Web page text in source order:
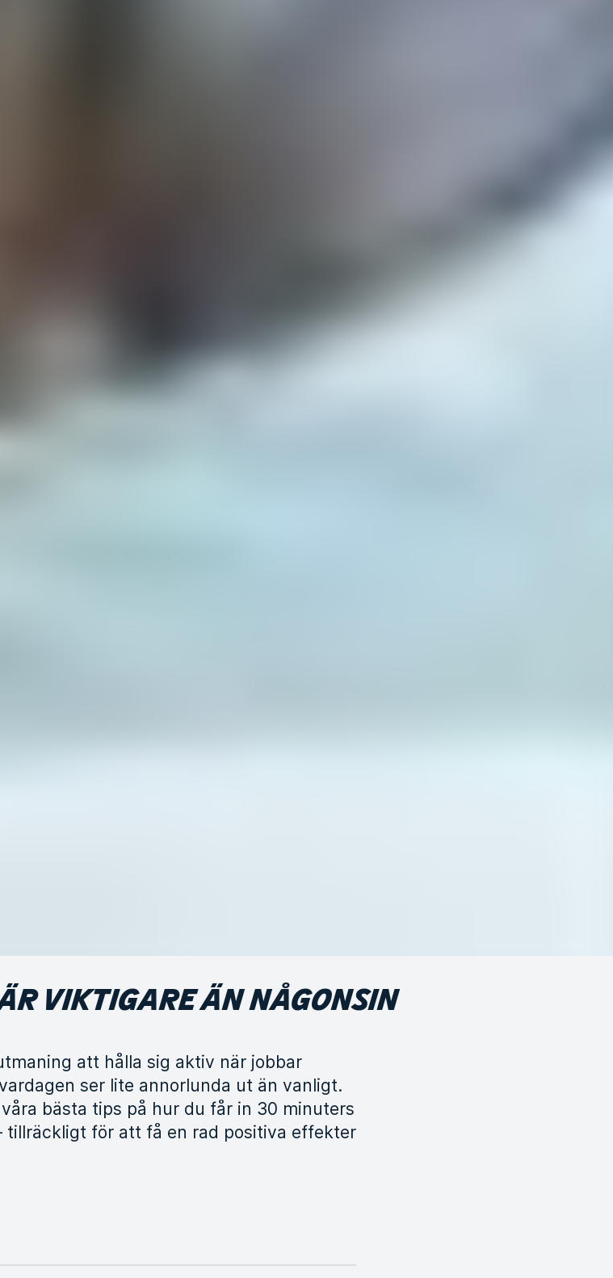
VIKTIGARE ÄN NÅGONSIN
att hålla sig aktiv när jobbar
ser lite annorlunda ut än vanligt.
bästa tips på hur du får in 30 minuters
tillräckligt för att få en rad positiva effekter